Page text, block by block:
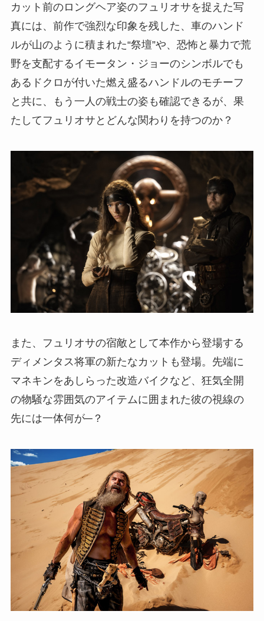
カット前のロングヘア姿のフュリオサを捉えた写
真には、前作で強烈な印象を残した、車のハンド
ルが山のように積まれた“祭壇”や、恐怖と暴力で荒
野を支配するイモータン・ジョーのシンボルでも
あるドクロが付いた燃え盛るハンドルのモチーフ
と共に、もう一人の戦士の姿も確認できるが、果
たしてフュリオサとどんな関わりを持つのか？
また、フュリオサの宿敵として本作から登場する
ディメンタス将軍の新たなカットも登場。先端に
マネキンをあしらった改造バイクなど、狂気全開
の物騒な雰囲気のアイテムに囲まれた彼の視線の
先には一体何が─？